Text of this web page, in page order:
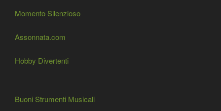
Momento Silenzioso
Assonnata.com
Hobby Divertenti
Buoni Strumenti Musicali